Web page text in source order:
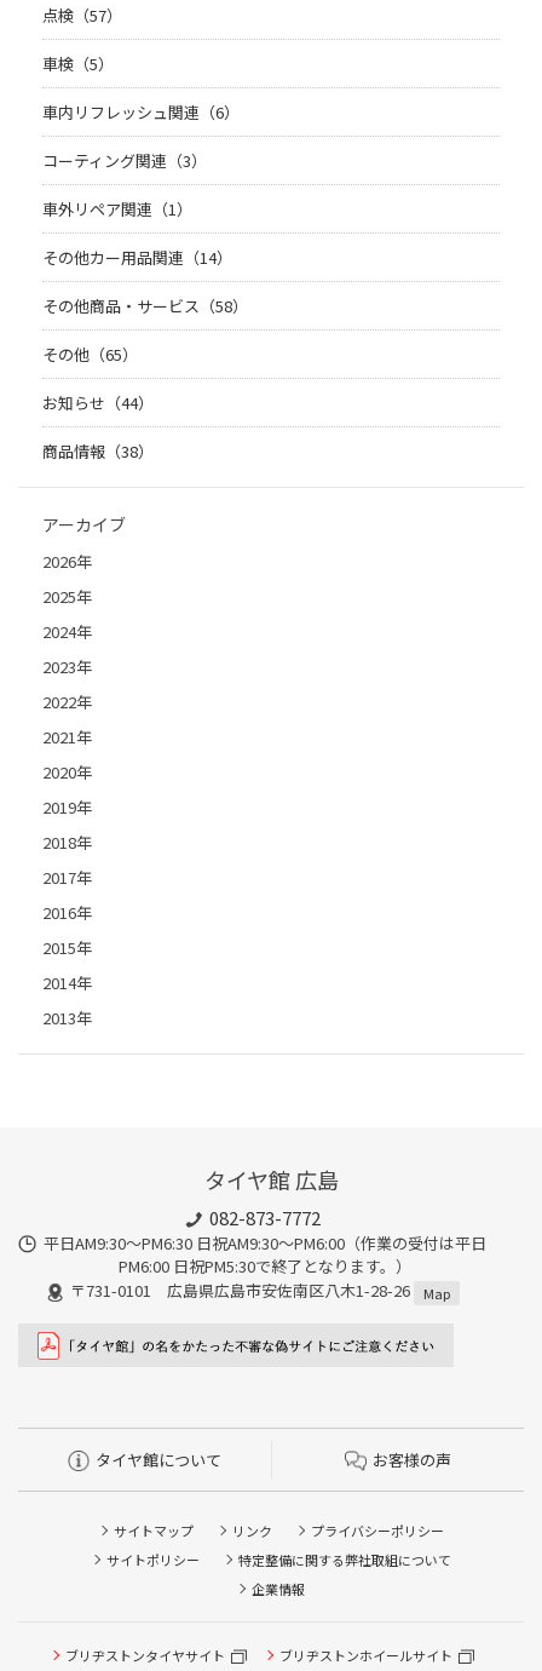
点検（57）
車検（5）
車内リフレッシュ関連（6）
コーティング関連（3）
車外リペア関連（1）
その他カー用品関連（14）
その他商品・サービス（58）
その他（65）
お知らせ（44）
商品情報（38）
アーカイブ
2026年
2025年
2024年
2023年
2022年
2021年
2020年
2019年
2018年
2017年
2016年
2015年
2014年
2013年
タイヤ館 広島
082-873-7772
平日AM9:30～PM6:30 日祝AM9:30〜PM6:00（作業の受付は平日
PM6:00 日祝PM5:30で終了となります。）
〒731-0101 広島県広島市安佐南区八木1-28-26
Map
タイヤ館について お客様の声
サイトマップ リンク
プライバシーポリシー
サイトポリシー
特定整備に関する弊社取組について
企業情報
ブリヂストンタイヤサイト ブリヂストンホイールサイト